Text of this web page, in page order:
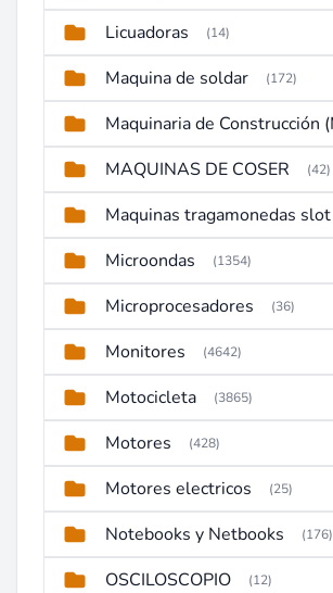
Licuadoras (14)
Maquina de soldar (172)
MAQUINAS DE COSER (42)
Maquinas tragamonedas slot
Microondas (1354)
Microprocesadores (36)
Monitores (4642)
Motocicleta (3865)
Motores (428)
Motores electricos (25)
Notebooks y Netbooks (176)
OSCILOSCOPIO (12)